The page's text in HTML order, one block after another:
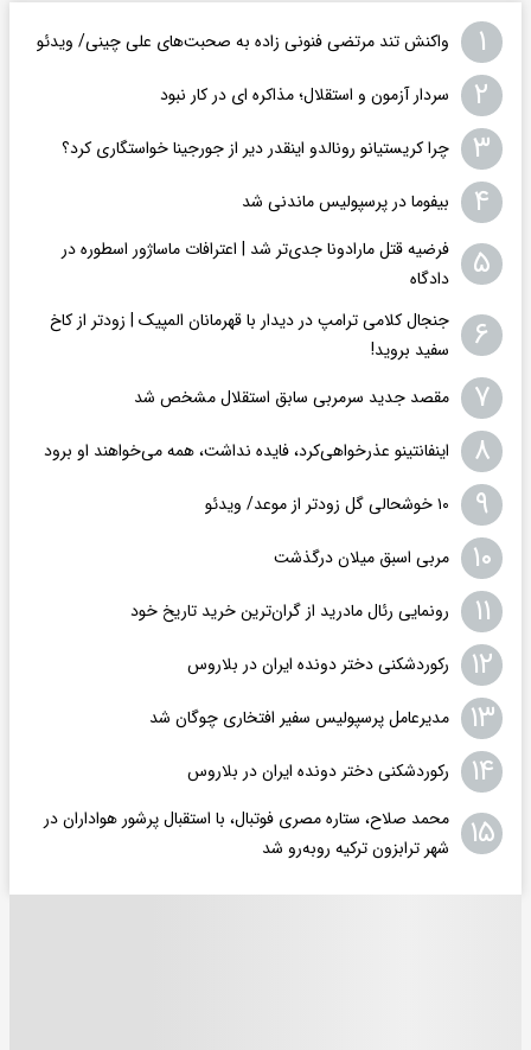
۱ واکنش تند مرتضی فنونی زاده به صحبت‌های علی چینی/ ویدئو
۲ سردار آزمون و استقلال؛ مذاکره ای در کار نبود
۳ چرا کریستیانو رونالدو اینقدر دیر از جورجینا خواستگاری کرد؟
۴ بیفوما در پرسپولیس ماندنی شد
۵
فرضیه قتل مارادونا جدی‌تر شد | اعترافات ماساژور اسطوره در
دادگاه
۶
جنجال کلامی ترامپ در دیدار با قهرمانان المپیک | زودتر از کاخ
سفید بروید!
۷ مقصد جدید سرمربی سابق استقلال مشخص شد
۸ اینفانتینو عذرخواهی‌کرد، فایده نداشت، همه می‌خواهند او برود
۹ ۱۰ خوشحالی گل زودتر از موعد/ ویدئو
۱۰ مربی اسبق میلان درگذشت
۱۱ رونمایی رئال مادرید از گران‌ترین خرید تاریخ خود
۱۲ رکوردشکنی دختر دونده ایران در بلاروس
۱۳ مدیرعامل پرسپولیس سفیر افتخاری چوگان شد
۱۴ رکوردشکنی دختر دونده ایران در بلاروس
۱۵
محمد صلاح، ستاره مصری فوتبال، با استقبال پرشور هواداران در
شهر ترابزون ترکیه روبه‌رو شد